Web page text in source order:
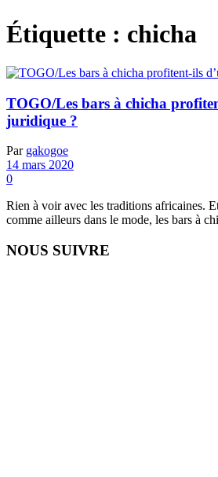
Étiquette : chicha
TOGO/Les bars à chicha
juridique ?
Par gakogoe
14 mars 2020
0
Rien à voir avec les traditions africaines.
comme ailleurs dans le mode, les bars à
NOUS SUIVRE